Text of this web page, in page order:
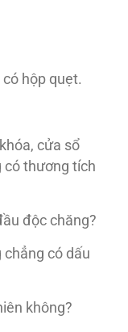
hộp quẹt.
cửa sổ
có thương tích
độc chăng?
có dấu
không?